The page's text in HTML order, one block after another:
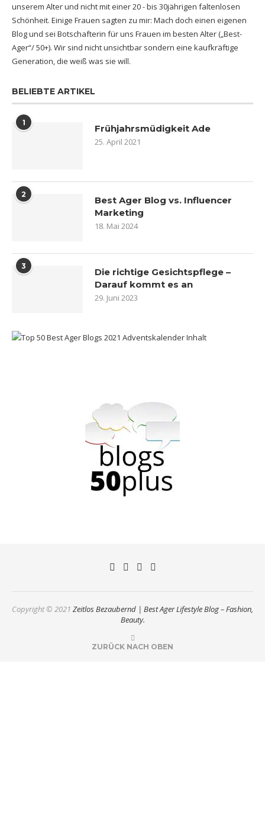
unserem Alter und nicht mit einer 20 - bis 30jährigen faltenlosen
Schönheit. Einige Frauen sagten zu mir: Mach doch einen eigenen
Blog und sei Botschafterin für uns Frauen im besten Alter („Best-
Ager“/ 50+). Wir sind nicht unsichtbar sondern eine kaufkräftige
Generation, die weiß was sie will.
BELIEBTE ARTIKEL
1 Frühjahrsmüdigkeit Ade
25. April 2021
2
Best Ager Blog vs. Influencer
Marketing
18. Mai 2024
3
Die richtige Gesichtspflege –
Darauf kommt es an
29. Juni 2023
Copyright © 2021 Zeitlos Bezaubernd | Best Ager Lifestyle Blog – Fashion,
Beauty.
ZURÜCK NACH OBEN